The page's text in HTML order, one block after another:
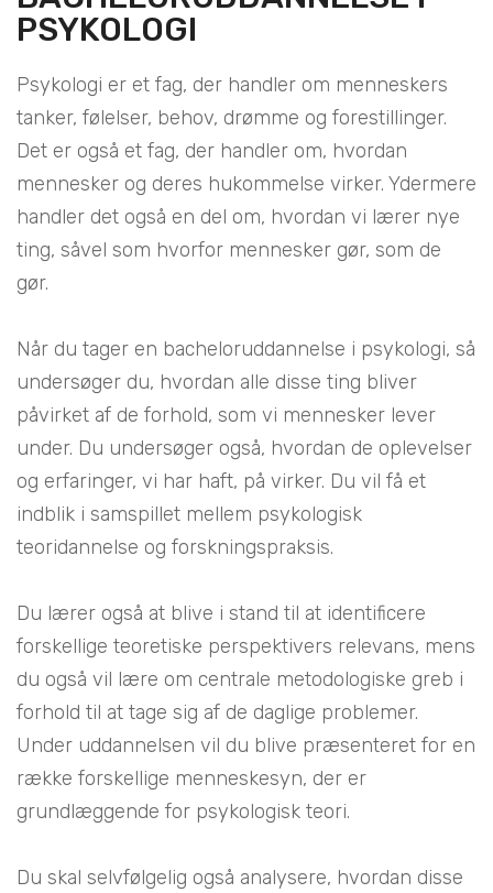
PSYKOLOGI
Psykologi er et fag, der handler om menneskers
tanker, følelser, behov, drømme og forestillinger.
Det er også et fag, der handler om, hvordan
mennesker og deres hukommelse virker. Ydermere
handler det også en del om, hvordan vi lærer nye
ting, såvel som hvorfor mennesker gør, som de
gør.
Når du tager en bacheloruddannelse i psykologi, så
undersøger du, hvordan alle disse ting bliver
påvirket af de forhold, som vi mennesker lever
under. Du undersøger også, hvordan de oplevelser
og erfaringer, vi har haft, på virker. Du vil få et
indblik i samspillet mellem psykologisk
teoridannelse og forskningspraksis.
Du lærer også at blive i stand til at identificere
forskellige teoretiske perspektivers relevans, mens
du også vil lære om centrale metodologiske greb i
forhold til at tage sig af de daglige problemer.
Under uddannelsen vil du blive præsenteret for en
række forskellige menneskesyn, der er
grundlæggende for psykologisk teori.
Du skal selvfølgelig også analysere, hvordan disse